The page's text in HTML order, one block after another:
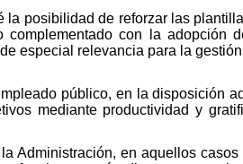
la posibilidad de reforzar las
complementado con la adopción
especial relevancia para la
público, en la disposición
mediante productividad y
Administración, en aquellos